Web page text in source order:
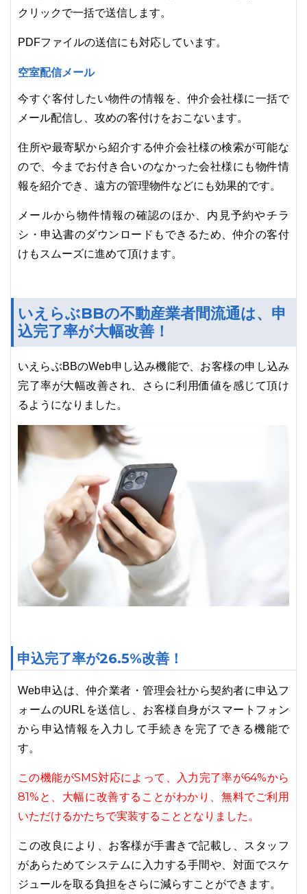
クリックで一括で送信します。
PDFファイルの送信にも対応しています。
空室配信メール
今すぐ客付したい物件の情報を、仲介会社様に一括で
メール配信し、攻めの客付けをおこないます。
住所や最寄駅から紹介する仲介会社様の検索が可能な
ので、今までお付き合いのなかった会社様にも物件情
報を紹介でき、遠方の管理物件などにも効果的です。
メールから物件情報の確認のほか、内見予約やチラ
シ・申込書のダウンロードもできるため、仲介の客付
けもスムーズに進めて頂けます。
いえらぶBBの不動産業者間流通は、申
込完了率が大幅改善！
いえらぶBBのWeb申し込み機能で、お客様の申し込み
完了率が大幅改善され、さらに利用価値を感じて頂け
るようになりました。
申込完了率が26.5%改善！
Web申込は、仲介業者・管理会社から契約者に申込フ
ォームのURLを送信し、お客様自身がスマートフォン
から申込情報を入力して手続きを完了できる機能で
す。
この機能がSMS対応によって、入力完了率が64%から
81%と、大幅に改善することがわかり、無料でご利用
いただけるかたちで実装することとなりました。
この改良により、お客様が手書きで記載し、スタッフ
があらためてシステムに入力する手間や、対面でスケ
ジュールを取る負担をさらに減らすことができます。